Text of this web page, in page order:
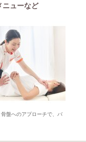
ニューなど
骨盤へのアプローチで、バ